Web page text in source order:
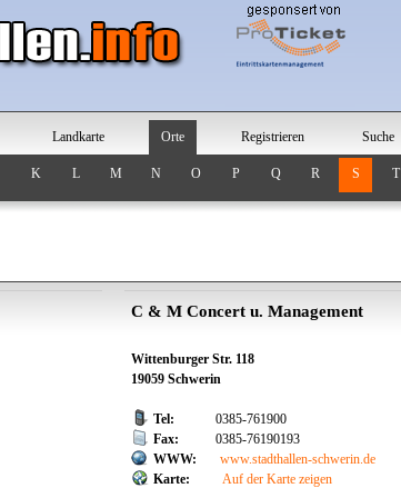
Landkarte Orte Registrieren Suche
K L M N O P Q R S T
C & M Concert u. Management
Wittenburger Str. 118
19059 Schwerin
Tel:
0385-761900
Fax:
0385-76190193
WWW:
www.stadthallen-schwerin.de
Karte:
Auf der Karte zeigen